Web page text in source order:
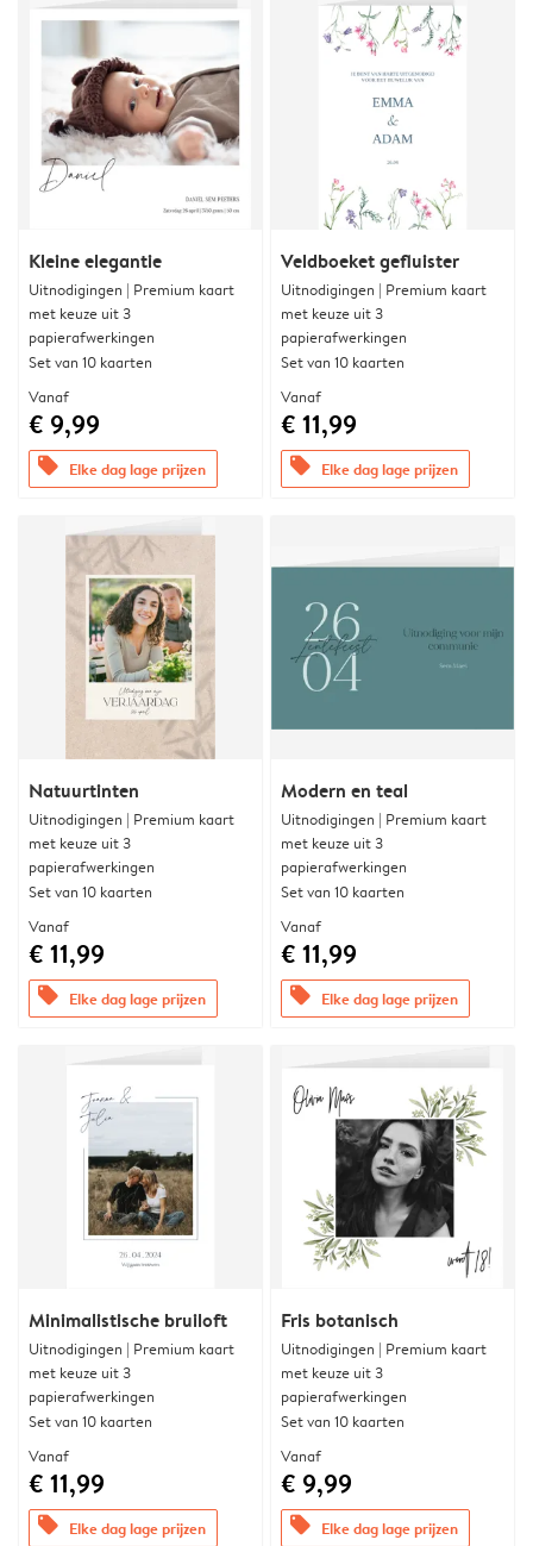
Kleine elegantie
Uitnodigingen | Premium kaart
met keuze uit 3
papierafwerkingen
Set van 10 kaarten
Vanaf
€ 9,99
offers Elke dag lage prijzen
Veldboeket gefluister
Uitnodigingen | Premium kaart
met keuze uit 3
papierafwerkingen
Set van 10 kaarten
Vanaf
€ 11,99
offers Elke dag lage prijzen
Natuurtinten
Uitnodigingen | Premium kaart
met keuze uit 3
papierafwerkingen
Set van 10 kaarten
Vanaf
€ 11,99
offers Elke dag lage prijzen
Modern en teal
Uitnodigingen | Premium kaart
met keuze uit 3
papierafwerkingen
Set van 10 kaarten
Vanaf
€ 11,99
offers Elke dag lage prijzen
Minimalistische bruiloft
Uitnodigingen | Premium kaart
met keuze uit 3
papierafwerkingen
Set van 10 kaarten
Vanaf
€ 11,99
offers Elke dag lage prijzen
Fris botanisch
Uitnodigingen | Premium kaart
met keuze uit 3
papierafwerkingen
Set van 10 kaarten
Vanaf
€ 9,99
offers Elke dag lage prijzen